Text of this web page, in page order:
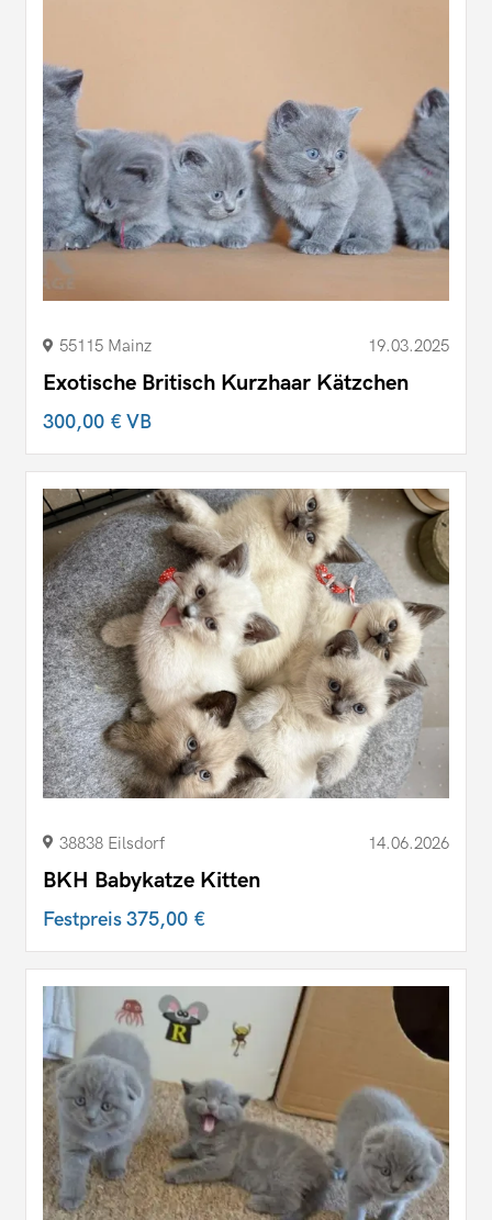
55115 Mainz 19.03.2025
Exotische Britisch Kurzhaar Kätzchen
300,00 €VB
38838 Eilsdorf 14.06.2026
BKH Babykatze Kitten
Festpreis375,00 €